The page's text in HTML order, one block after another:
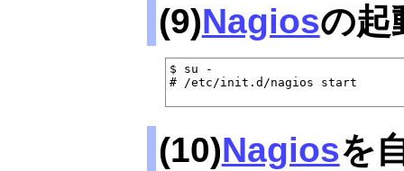
(9)Nagiosの起
$ su -
# /etc/init.d/nagios start
(10)Nagiosを